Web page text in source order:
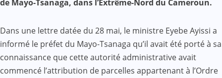
de Mayo-Tsanaga, dans l’Extrême-Nord du Cameroun.
Dans une lettre datée du 28 mai, le ministre Eyebe Ayissi a
informé le préfet du Mayo-Tsanaga qu’il avait été porté à sa
connaissance que cette autorité administrative avait
commencé l’attribution de parcelles appartenant à l’Ordre